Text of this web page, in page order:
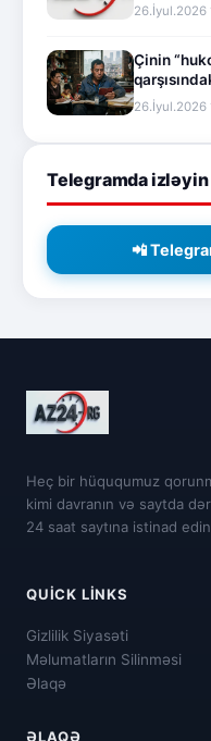
26.İyul.2026
Çinin
26.İyul.2026
Telegramda izləyin
📲
Heç bir hüququmuz
kimi davranın və saytda
24 saat saytına istinad
QUICK LINKS
Gizlilik Siyasəti
Məlumatların Silinməsi
Əlaqə
ƏLAQƏ